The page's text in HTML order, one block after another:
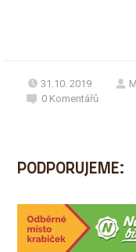
31.10. 2019
0 Komentářů
PODPORUJEME: